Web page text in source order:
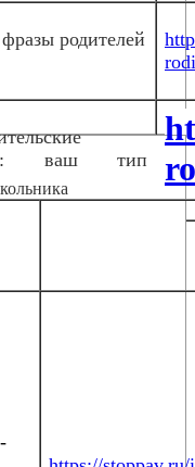
родителей
ваш тип